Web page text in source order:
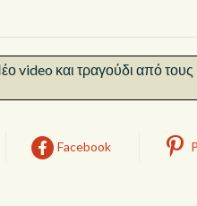
video και τραγούδι από τους
Facebook